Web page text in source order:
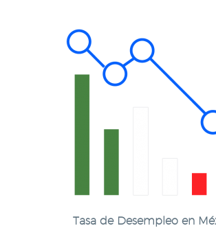
Tasa de Desempleo en